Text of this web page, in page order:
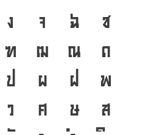
ง จ ฉ ช
ฑ ฒ ณ ด
ป ผ ฝ พ
ว ศ ษ ส